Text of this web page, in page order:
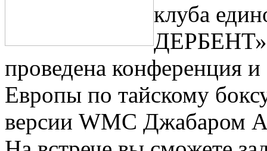
клуба
ДЕРБЕНТ»,
проведена конференция
Европы по тайскому
версии WMС Джабаром